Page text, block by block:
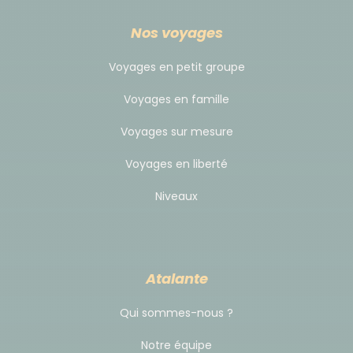
nombreux restaurants de la capitale. Comptez
environ 25 à 40 € par repas.
Régimes alimentaires spécifiques :
Nous pouvons nous adapter à la plupart des
réserve d’en être informés à l’avance. Certaines
denrées pouvant être difficiles à trouver en Islande,
hébergements variés, soigneusement sélectionnés
Nos voyages
Voyages en petit groupe
Voyages en famille
Voyages sur mesure
Voyages en liberté
Niveaux
Atalante
Qui sommes-nous ?
Notre équipe